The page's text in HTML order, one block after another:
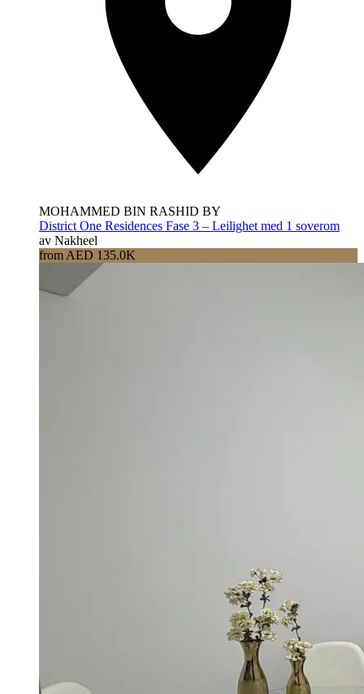
MOHAMMED BIN RASHID BY
District One Residences Fase 3 – Leilighet med 1 soverom
av Nakheel
from AED 135.0K